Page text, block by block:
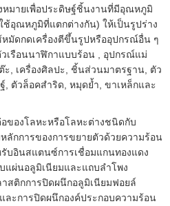
มายเพื่อประดิษฐ์ชิ้นงานที่มีอุณหภูมิ
ช้อุณหภูมิที่แตกต่างกัน) ให้เป็นรูปร่าง
มัดกดเครื่องตีขึ้นรูปหรืออุปกรณ์อื่น ๆ
เรือนนาฬิกาแบบร้อน , อุปกรณ์แม่
ะ, เครื่องศิลปะ, ชิ้นส่วนมาตรฐาน, ตัว
, ตัวล็อคสำริด, หมุดย้ำ, ขาเหล็กและ
อของโลหะหรือโลหะต่างชนิดกับ
ลักการของการขยายตัวด้วยความร้อน
บอินสแตนซ์การเชื่อมแกนทองแดง
แผ่นอลูมิเนียมและแถบลำโพง
สติกการปิดผนึกอลูมิเนียมฟอยล์
ละการปิดผนึกองค์ประกอบความร้อน